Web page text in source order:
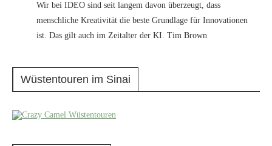
Wir bei IDEO sind seit langem davon überzeugt, dass
menschliche Kreativität die beste Grundlage für Innovationen
ist. Das gilt auch im Zeitalter der KI. Tim Brown
Wüstentouren im Sinai